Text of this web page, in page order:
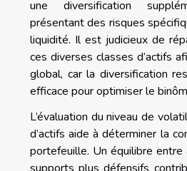
une diversification
présentant des risques
liquidité. Il est judicieux de
ces diverses classes d’actifs
global, car la diversification
efficace pour optimiser le
L’évaluation du niveau de
d’actifs aide à déterminer la
portefeuille. Un équilibre